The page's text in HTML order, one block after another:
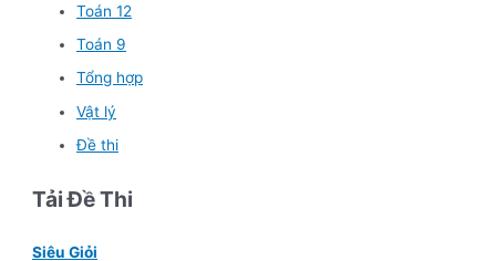
Toán 12
Toán 9
Tổng hợp
Vật lý
Đề thi
Tải Đề Thi
Siêu Giỏi